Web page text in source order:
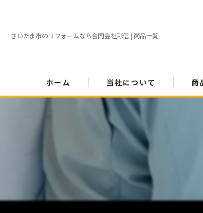
さいたま市のリフォームなら合同会社彩信 | 商品一覧
ホーム 当社について 商